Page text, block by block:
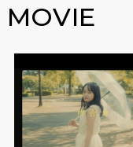
MOVIE